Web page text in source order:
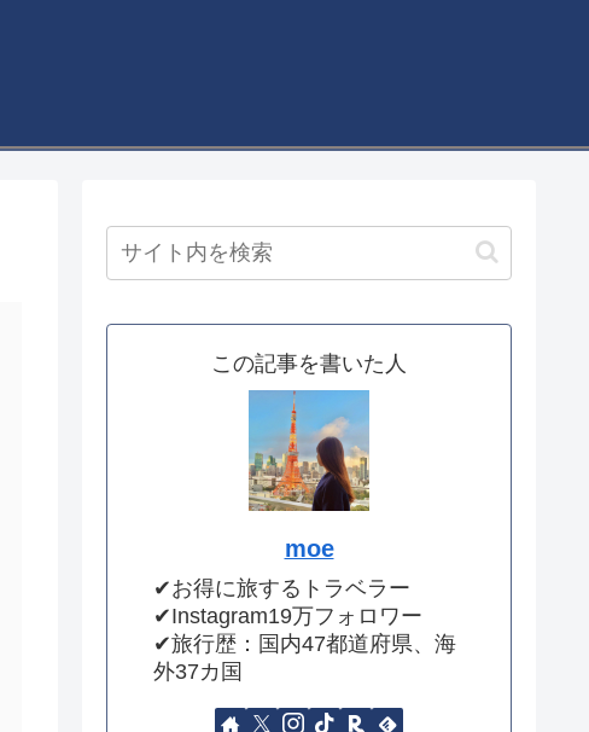
この記事を書いた人
moe
✔︎お得に旅するトラベラー
✔︎Instagram19万フォロワー
✔︎旅行歴：国内47都道府県、海
外37カ国